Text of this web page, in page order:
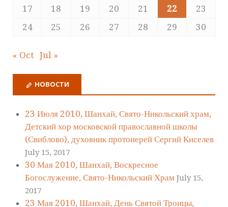
17
18 19 20 21 22
23
24
25 26 27 28 29 30
« Oct Jul »
НОВОСТИ
23 Июля 2010, Шанхай, Свято-Никольский храм,
Детский хор московской православной школы
(Свиблово), духовник протоиерей Сергий Киселев
July 15, 2017
30 Мая 2010, Шанхай, Воскресное
Богослужение, Свято-Никольский Храм July 15,
2017
23 Мая 2010, Шанхай, День Святой Троицы,